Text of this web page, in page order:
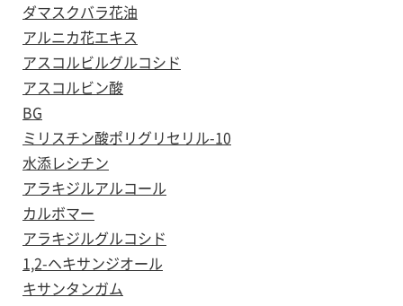
ダマスクバラ花油
アルニカ花エキス
アスコルビルグルコシド
アスコルビン酸
BG
ミリスチン酸ポリグリセリル-10
水添レシチン
アラキジルアルコール
カルボマー
アラキジルグルコシド
1,2-ヘキサンジオール
キサンタンガム